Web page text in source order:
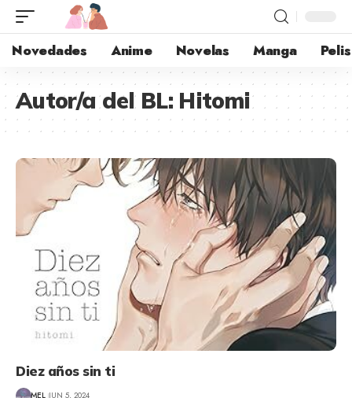
Novedades Anime Novelas Manga Pelis
Autor/a del BL: Hitomi
Diez años sin ti
MEL JUN 5, 2024